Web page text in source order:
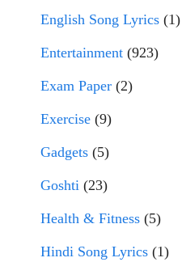
English Song Lyrics (1)
Entertainment (923)
Exam Paper (2)
Exercise (9)
Gadgets (5)
Goshti (23)
Health & Fitness (5)
Hindi Song Lyrics (1)